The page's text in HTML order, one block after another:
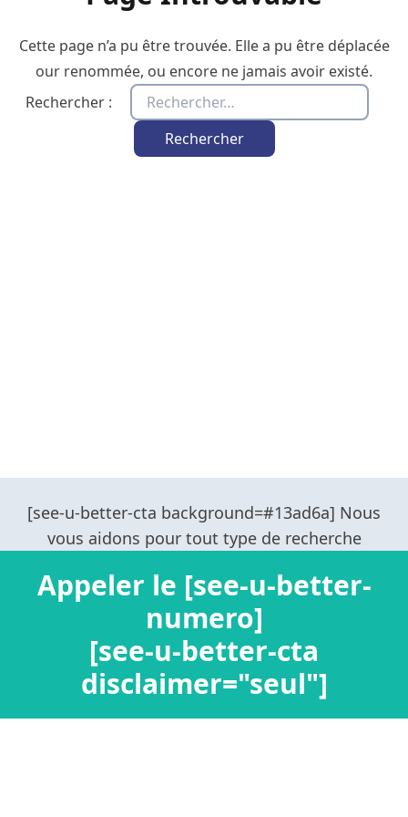
Cette page n’a pu être trouvée. Elle a pu être déplacée
our renommée, ou encore ne jamais avoir existé.
Rechercher :
Appeler le [see-u-better-
numero]
[see-u-better-cta
disclaimer="seul"]